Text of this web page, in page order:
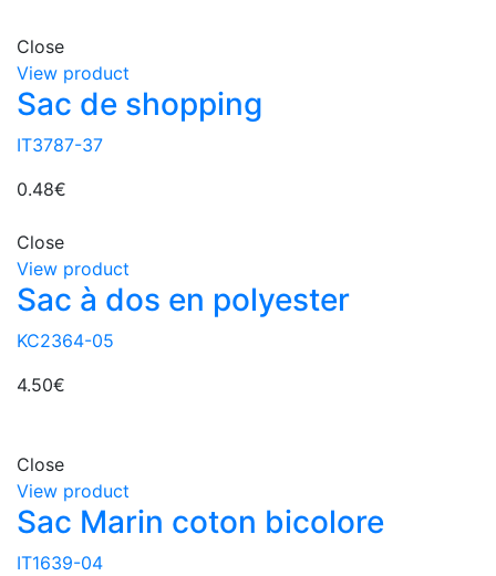
Close
View product
Sac de shopping
IT3787-37
0.48€
Close
View product
Sac à dos en polyester
KC2364-05
4.50€
Close
View product
Sac Marin coton bicolore
IT1639-04